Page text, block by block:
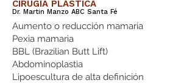
CIRUGÍA PLÁSTICA
Dr. Martin Manzo ABC Santa Fé
Aumento o reducción mamaria
Pexia mamaria
BBL (Brazilian Butt Lift)
Abdominoplastia
Lipoescultura de alta definición